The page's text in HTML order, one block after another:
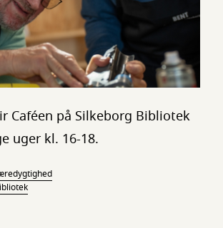
Caféen på Silkeborg Bibliotek
uger kl. 16-18.